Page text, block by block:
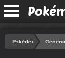
Pokédex